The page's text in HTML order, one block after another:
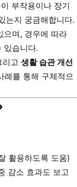
부작용이나 장기
는지 궁금해합니다.
으며, 경우에 따라
있습니다.
리고 생활 습관 개선
례를 통해 구체적으
활용하도록 도움)
감소 효과도 보고